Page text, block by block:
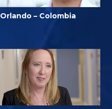
Orlando – Colombia